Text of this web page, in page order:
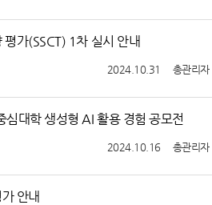
가(SSCT) 1차 실시 안내
총관리자
2024.10.31
대학 생성형 AI 활용 경험 공모전
총관리자
2024.10.16
안내